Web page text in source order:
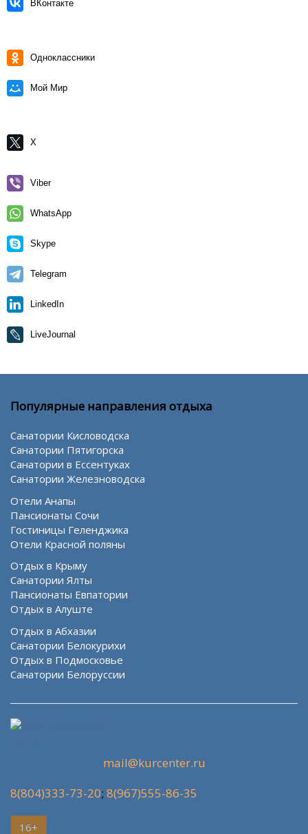
ВКонтакте
Одноклассники
Мой Мир
X
Viber
WhatsApp
Skype
Telegram
LinkedIn
LiveJournal
Популярные направления отдыха
Санатории Кисловодска
Санатории Пятигорска
Санатории в Ессентуках
Санатории Железноводска
Отели Анапы
Пансионаты Сочи
Гостиницы Геленджика
Отели Красной поляны
Отдых в Крыму
Санатории Ялты
Пансионаты Евпатории
Отдых в Алуште
Отдых в Абхазии
Санатории Белокурихи
Отдых в Подмосковье
Санатории Белоруссии
mail@kurcenter.ru
8(804)333-73-20; 8(967)555-86-35
16+